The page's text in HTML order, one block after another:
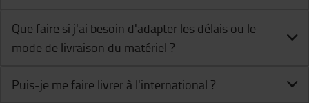
Que faire si j'ai besoin d'adapter les délais ou le
mode de livraison du matériel ?
Puis-je me faire livrer à l'international ?